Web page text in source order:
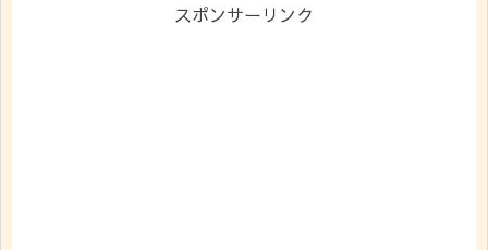
スポンサーリンク